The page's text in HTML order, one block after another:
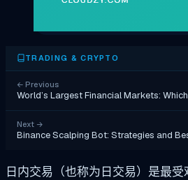
TRADING & CRYPTO
← Previous
World’s Largest Financial Markets:
Next →
Binance Scalping Bot: Strategies and
日内交易（也称为日交易）是最